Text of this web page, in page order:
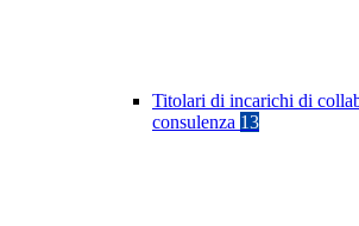
Titolari di incarichi di
consulenza 13